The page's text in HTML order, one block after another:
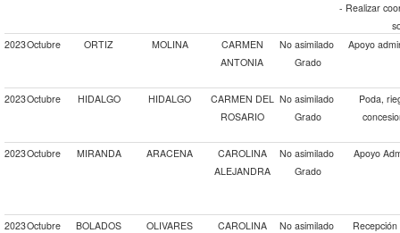
- Realizar
2023Octubre ORTIZ MOLINA
CARMEN
ANTONIA
No asimilado
Grado
Apoyo
2023Octubre HIDALGO HIDALGO
CARMEN DEL
ROSARIO
No asimilado
Grado
Poda,
2023Octubre MIRANDA ARACENA
CAROLINA
ALEJANDRA
No asimilado
Grado
Apoyo
2023Octubre BOLADOS OLIVARES
CAROLINA
No asimilado